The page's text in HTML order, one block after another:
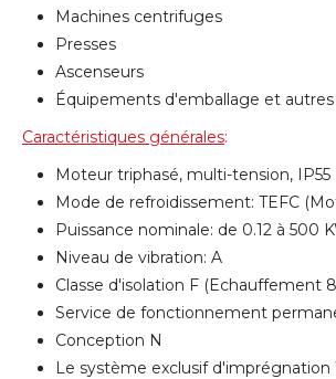
Machines centrifuges
Presses
Ascenseurs
Équipements d'emballage et autres
Caractéristiques générales:
Moteur triphasé, multi-tension, IP55
Mode de refroidissement: TEFC
Puissance nominale: de 0.12 à 500
Niveau de vibration: A
Classe d'isolation F (Echauffement
Service de fonctionnement
Conception N
Le système exclusif